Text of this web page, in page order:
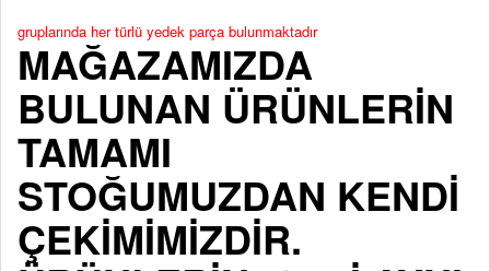
gruplarında her türlü yedek parça bulunmaktadır
MAĞAZAMIZDA
BULUNAN ÜRÜNLERİN
TAMAMI
STOĞUMUZDAN KENDİ
ÇEKİMİMİZDİR.